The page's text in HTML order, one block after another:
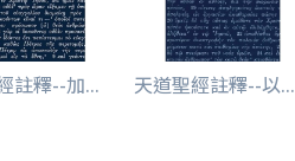
註釋--加... 天道聖經註釋--以...